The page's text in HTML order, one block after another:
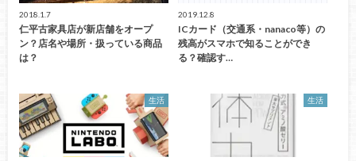
2018.1.7
仁平古家具店が新店舗をオープ
ン？店名や場所・扱っている商品
は？
2019.12.8
ICカード（交通系・nanaco等）の
残高がスマホで知ることができ
る？確認す…
生活 生活